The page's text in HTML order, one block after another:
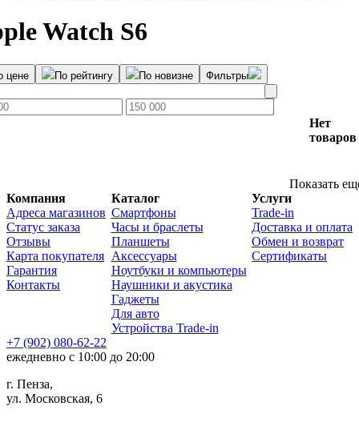
Watch S6
цене По рейтингу По новизне Фильтры
Нет
товаров
Показать
Компания
Адреса магазинов
Статус заказа
Отзывы
Карта покупателя
Гарантия
Контакты
Каталог
Смартфоны
Часы и браслеты
Планшеты
Аксессуары
Ноутбуки и компьютеры
Наушники и акустика
Гаджеты
Для авто
Устройства Trade-in
Услуги
Trade-in
Доставка и оплата
Обмен и возврат
Сертификаты
+7 (902) 080-62-22
ежедневно с 10:00 до 20:00
г. Пенза,
ул. Московская, 6